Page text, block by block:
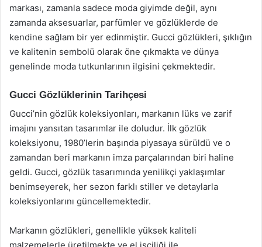
markası, zamanla sadece moda giyimde değil, aynı
zamanda aksesuarlar, parfümler ve gözlüklerde de
kendine sağlam bir yer edinmiştir. Gucci gözlükleri, şıklığın
ve kalitenin sembolü olarak öne çıkmakta ve dünya
genelinde moda tutkunlarının ilgisini çekmektedir.
Gucci Gözlüklerinin Tarihçesi
Gucci’nin gözlük koleksiyonları, markanın lüks ve zarif
imajını yansıtan tasarımlar ile doludur. İlk gözlük
koleksiyonu, 1980’lerin başında piyasaya sürüldü ve o
zamandan beri markanın imza parçalarından biri haline
geldi. Gucci, gözlük tasarımında yenilikçi yaklaşımlar
benimseyerek, her sezon farklı stiller ve detaylarla
koleksiyonlarını güncellemektedir.
Markanın gözlükleri, genellikle yüksek kaliteli